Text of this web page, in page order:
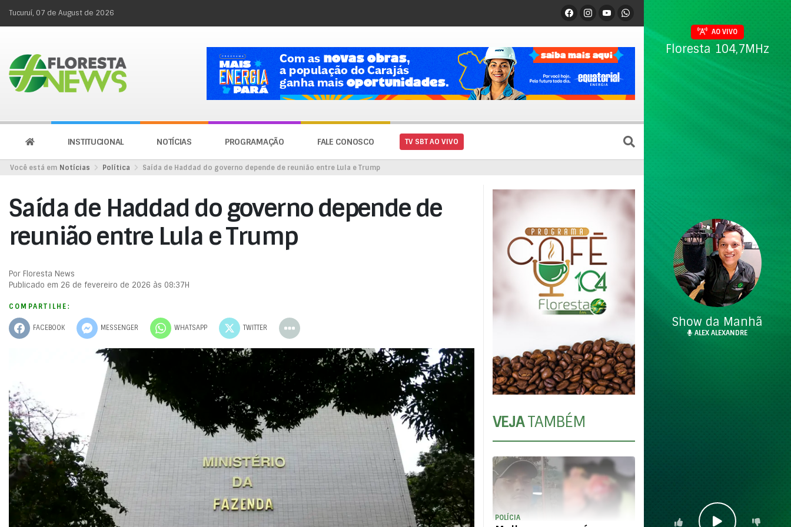
Tucuruí, 07 de August de 2026
INSTITUCIONAL NOTÍCIAS PROGRAMAÇÃO FALE CONOSCO TV SBT AO VIVO
Você está em Notícias Política Saída de Haddad do governo depende de reunião entre Lula e Trump
Saída de Haddad do governo depende de
reunião entre Lula e Trump
Por Floresta News
Publicado em 26 de fevereiro de 2026 às 08:37H
COMPARTILHE:
FACEBOOK MESSENGER WHATSAPP TWITTER
VEJATAMBÉM
POLÍCIA
AO VIVO
Floresta 104,7MHz
Show da Manhã
ALEX ALEXANDRE